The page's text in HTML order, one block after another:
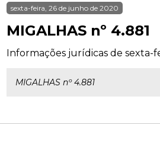
sexta-feira, 26 de junho de 2020
MIGALHAS nº 4.881
Informações jurídicas de sexta-
MIGALHAS nº 4.881